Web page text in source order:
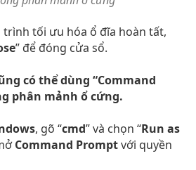
trình tối ưu hóa ổ đĩa hoàn tất,
” để đóng cửa sổ.
có thể dùng “Command
phân mảnh ổ cứng.
, gõ “cmd” và chọn “Run as
Command Promptvới quyền